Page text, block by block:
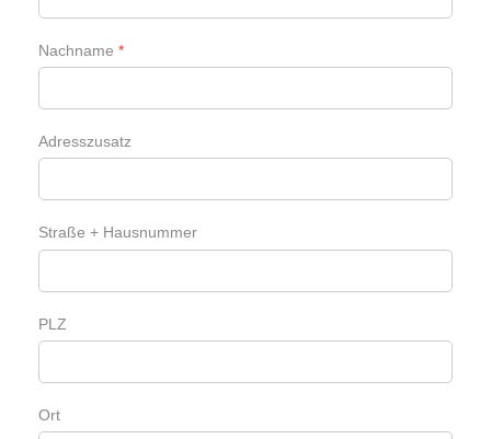
Nachname *
Adresszusatz
Straße + Hausnummer
PLZ
Ort